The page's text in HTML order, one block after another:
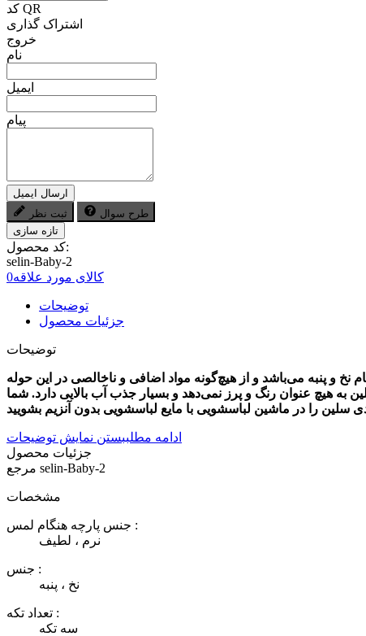
کد QR
اشتراک گذاری
خروج
نام
ایمیل
پیام
ارسال ایمیل
ثبت نظر
طرح سوال
کد محصول:
selin-Baby-2
کالای مورد علاقه0
توضیحات
جزئیات محصول
توضیحات
و پنبه می‌باشد و از هیچ‌گونه مواد اضافی و ناخالصی در این حوله
سلین به هیچ عنوان رنگ و پرز نمی‌دهد و بسیار جذب آب بالایی دارد. شما
ادامه مطلببستن نمایش توضیحات
جزئیات محصول
selin-Baby-2
مشخصات
جنس پارچه هنگام لمس :
نرم ، لطیف
جنس :
نخ ، پنبه
تعداد تکه :
سه تکه